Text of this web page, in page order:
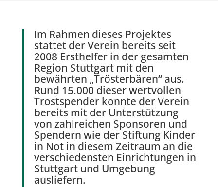
Im Rahmen dieses Projektes
stattet der Verein bereits seit
2008 Ersthelfer in der gesamten
Region Stuttgart mit den
bewährten „Trösterbären“ aus.
Rund 15.000 dieser wertvollen
Trostspender konnte der Verein
bereits mit der Unterstützung
von zahlreichen Sponsoren und
Spendern wie der Stiftung Kinder
in Not in diesem Zeitraum an die
verschiedensten Einrichtungen in
Stuttgart und Umgebung
ausliefern.